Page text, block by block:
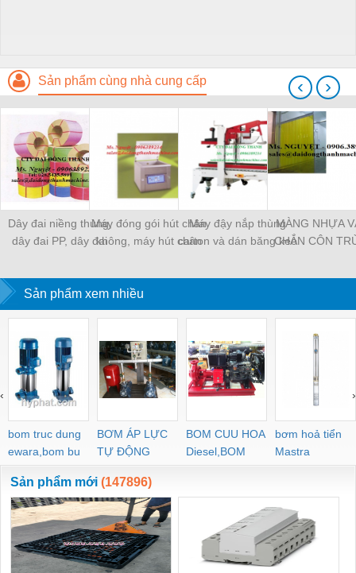
Sản phẩm cùng nhà cung cấp
Dây đai niềng thùng,
dây đai PP, dây đai
Máy đóng gói hút chân
không, máy hút chân
Máy đậy nắp thùng
carton và dán băng keo
MÀNG NHỰA
CHẮN CÔN
KHO LẠNH,
‹ ›
Sản phẩm xem nhiều
bom truc dung
ewara,bom bu
ewara
BƠM ÁP LỰC
TỰ ĐỘNG
BOM CUU HOA
Diesel,BOM
CHUA CHAY
bơm hoả tiển
Mastra
‹ ›
Sản phẩm mới (147896)